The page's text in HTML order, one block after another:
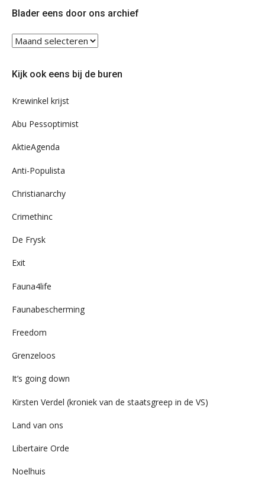
Blader eens door ons archief
Blader
eens
ons
Kijk ook eens bij de buren
Krewinkel krijst
Abu Pessoptimist
AktieAgenda
Anti-Populista
Christianarchy
Crimethinc
De Frysk
Exit
Fauna4life
Faunabescherming
Freedom
Grenzeloos
It’s going down
Kirsten Verdel (kroniek van de staatsgreep in de VS)
Land van ons
Libertaire Orde
Noelhuis